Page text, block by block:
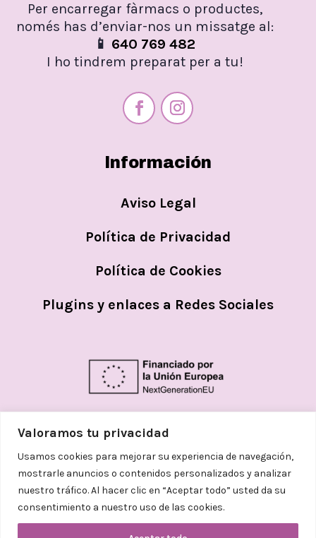
Valoramos tu privacidad
Usamos cookies para mejorar su experiencia de navegación,
mostrarle anuncios o contenidos personalizados y analizar
nuestro tráfico. Al hacer clic en “Aceptar todo” usted da su
consentimiento a nuestro uso de las cookies.
Per encarregar fàrmacs o productes,
només has d’enviar-nos un missatge al:
📱 640 769 482
I ho tindrem preparat per a tu!
Información
Aviso Legal
Política de Privacidad
Política de Cookies
Plugins y enlaces a Redes Sociales
© 2026Helena Aceves Argemi | Todos los